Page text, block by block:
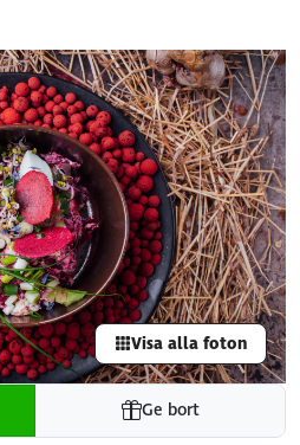
Visa alla foton
Ge bort